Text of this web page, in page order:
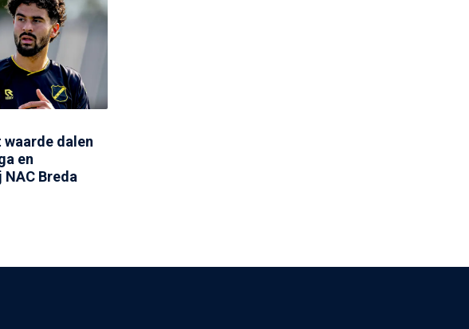
dalen
en
Breda